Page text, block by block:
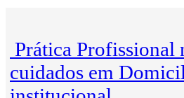
Prática Profissional
cuidados em